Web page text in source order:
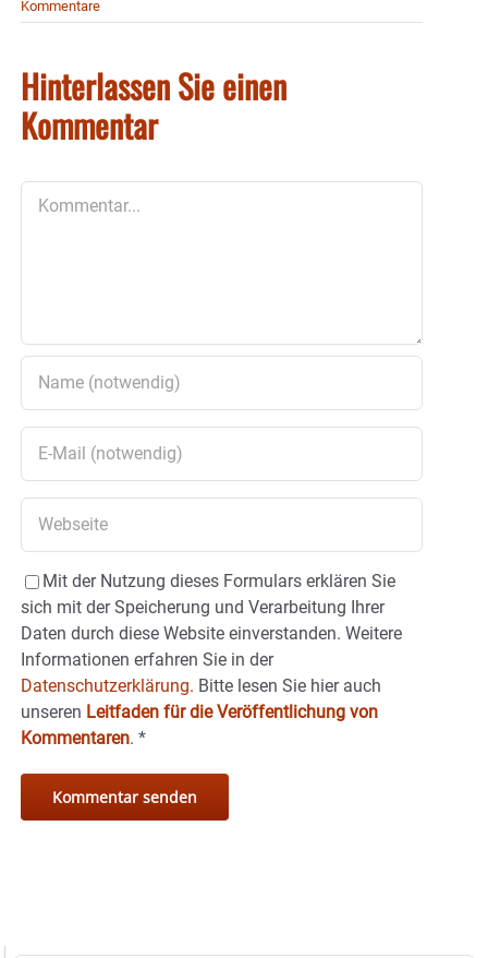
Kommentare
Hinterlassen Sie einen
Kommentar
Mit der Nutzung dieses Formulars erklären Sie
sich mit der Speicherung und Verarbeitung Ihrer
Daten durch diese Website einverstanden. Weitere
Informationen erfahren Sie in der
Datenschutzerklärung. Bitte lesen Sie hier auch
unseren Leitfaden für die Veröffentlichung von
Kommentaren. *